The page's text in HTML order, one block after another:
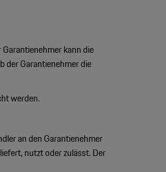
kann die
der Garantienehmer die
werden.
an den Garantienehmer
nutzt oder zulässt. Der